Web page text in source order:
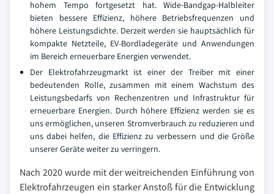
hohem Tempo fortgesetzt hat. Wide-Bandgap-Halbleiter
bieten bessere Effizienz, höhere Betriebsfrequenzen und
höhere Leistungsdichte. Derzeit werden sie hauptsächlich für
kompakte Netzteile, EV-Bordladegeräte und Anwendungen
im Bereich erneuerbare Energien verwendet.
Der Elektrofahrzeugmarkt ist einer der Treiber mit einer
bedeutenden Rolle, zusammen mit einem Wachstum des
Leistungsbedarfs von Rechenzentren und Infrastruktur für
erneuerbare Energien. Durch höhere Effizienz werden sie es
uns ermöglichen, unseren Stromverbrauch zu reduzieren und
uns dabei helfen, die Effizienz zu verbessern und die Größe
unserer Geräte weiter zu verringern.
Nach 2020 wurde mit der weitreichenden Einführung von
Elektrofahrzeugen ein starker Anstoß für die Entwicklung